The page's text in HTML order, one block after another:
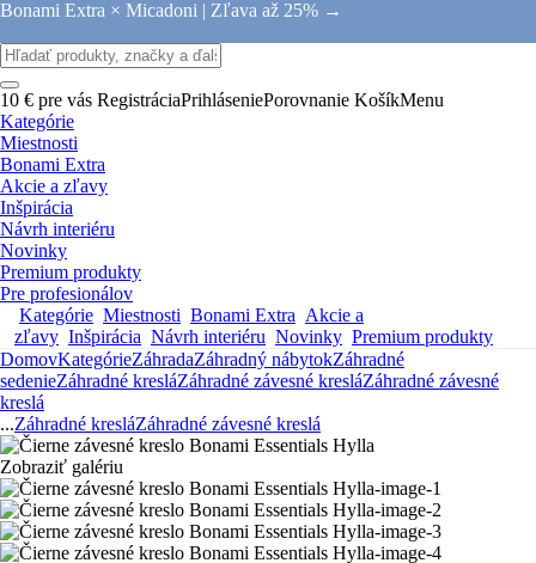
Bonami Extra × Micadoni | Zľava až 25% →
10 € pre vás RegistráciaPrihláseniePorovnanie KošíkMenu
Kategórie
Miestnosti
Bonami Extra
Akcie a zľavy
Inšpirácia
Návrh interiéru
Novinky
Premium produkty
Pre profesionálov
Kategórie Miestnosti Bonami Extra Akcie a
zľavy Inšpirácia Návrh interiéru Novinky Premium produkty
DomovKategórieZáhradaZáhradný nábytokZáhradné
sedenieZáhradné kresláZáhradné závesné kresláZáhradné závesné
kreslá
...Záhradné kresláZáhradné závesné kreslá
Zobraziť galériu